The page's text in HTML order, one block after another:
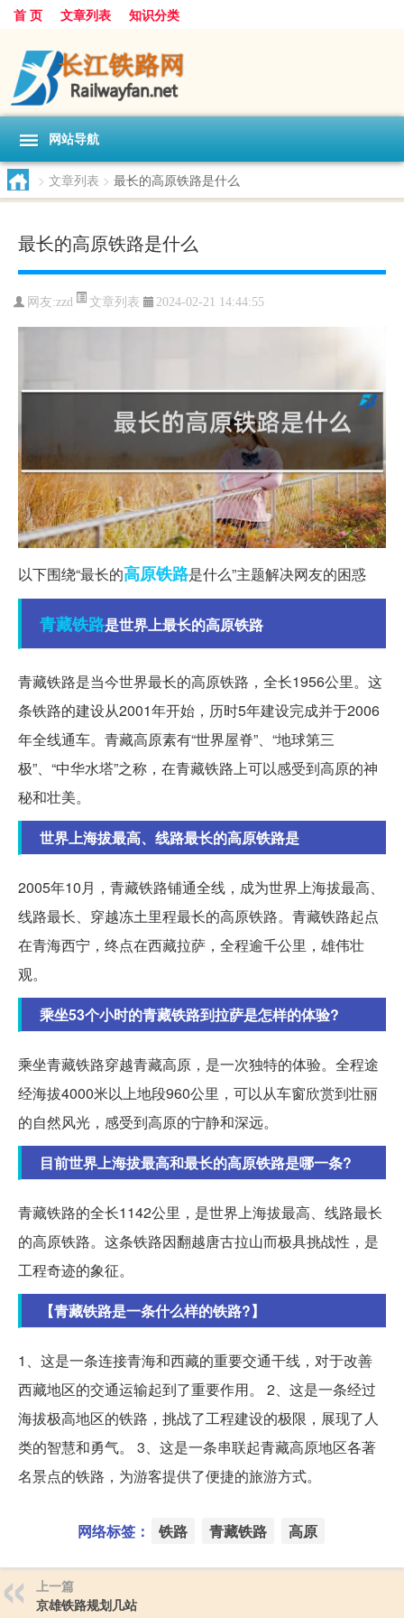
首 页 文章列表 知识分类
网站导航
> 文章列表 > 最长的高原铁路是什么
最长的高原铁路是什么
网友:zzd 文章列表 2024-02-21 14:44:55
以下围绕“最长的高原铁路是什么”主题解决网友的困惑
青藏铁路是世界上最长的高原铁路
青藏铁路是当今世界最长的高原铁路，全长1956公里。这
条铁路的建设从2001年开始，历时5年建设完成并于2006
年全线通车。青藏高原素有“世界屋脊”、“地球第三
极”、“中华水塔”之称，在青藏铁路上可以感受到高原的神
秘和壮美。
世界上海拔最高、线路最长的高原铁路是
2005年10月，青藏铁路铺通全线，成为世界上海拔最高、
线路最长、穿越冻土里程最长的高原铁路。青藏铁路起点
在青海西宁，终点在西藏拉萨，全程逾千公里，雄伟壮
观。
乘坐53个小时的青藏铁路到拉萨是怎样的体验?
乘坐青藏铁路穿越青藏高原，是一次独特的体验。全程途
经海拔4000米以上地段960公里，可以从车窗欣赏到壮丽
的自然风光，感受到高原的宁静和深远。
目前世界上海拔最高和最长的高原铁路是哪一条?
青藏铁路的全长1142公里，是世界上海拔最高、线路最长
的高原铁路。这条铁路因翻越唐古拉山而极具挑战性，是
工程奇迹的象征。
【青藏铁路是一条什么样的铁路?】
1、这是一条连接青海和西藏的重要交通干线，对于改善
西藏地区的交通运输起到了重要作用。 2、这是一条经过
海拔极高地区的铁路，挑战了工程建设的极限，展现了人
类的智慧和勇气。 3、这是一条串联起青藏高原地区各著
名景点的铁路，为游客提供了便捷的旅游方式。
网络标签： 铁路 青藏铁路 高原
上一篇
京雄铁路规划几站